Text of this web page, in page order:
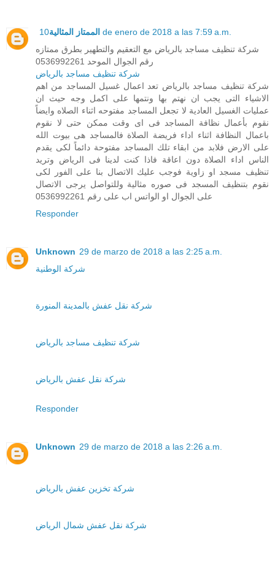
الممتاز المثالية 10 de enero de 2018 a las 7:59 a.m.
شركة تنظيف مساجد بالرياض مع التعقيم والتطهير بطرق ممتازه
رقم الجوال الموحد 0536992261
شركة تنظيف مساجد بالرياض
شركة تنظيف مساجد بالرياض تعد اعمال غسيل المساجد من اهم
الاشياء التى يجب ان نهتم بها ونتمها على اكمل وجه حيث ان
عمليات الغسيل العادية لا تجعل المساجد مفتوحه اثناء الصلاه وايضاً
نقوم بأعمال نظافة المساجد فى اى وقت ممكن حتى لا نقوم
باعمال النظافة اثناء اداء فريضة الصلاة فالمساجد هى بيوت الله
على الارض فلابد من ابقاء تلك المساجد مفتوحة دائماً لكى يقدم
الناس اداء الصلاة دون اعاقة فاذا كنت لدينا فى الرياض وتريد
تنظيف مسجد او زاوية فوجب عليك الاتصال بنا على الفور لكى
نقوم بتنظيف المسجد فى صوره مثالية وللتواصل يرجى الاتصال
على الجوال او الواتس اب على رقم 0536992261
Responder
Unknown 29 de marzo de 2018 a las 2:25 a.m.
شركة الوطنية
شركة نقل عفش بالمدينة المنورة
شركة تنظيف مساجد بالرياض
شركة نقل عفش بالرياض
Responder
Unknown 29 de marzo de 2018 a las 2:26 a.m.
شركة تخزين عفش بالرياض
شركة نقل عفش شمال الرياض